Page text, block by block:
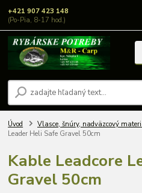
+421 907 423 148
(Po-Pia, 8-17 hod.)
Úvod Vlasce, šnúry, nadväzcový
Leader Heli Safe Gravel 50cm
Kable Leadcore
Gravel 50cm